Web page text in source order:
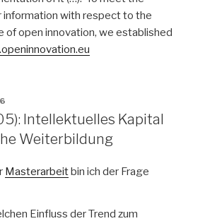
information with respect to the
of open innovation, we established
Intellektuelles Kapital
Weiterbildung
Masterarbeitbin ich der Frage
Einfluss der Trend zum